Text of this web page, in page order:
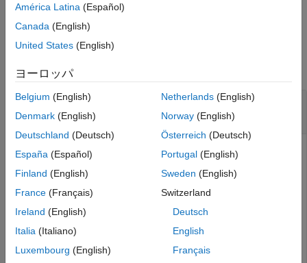
Input Arguments
Version History
See Also
example
Examples
collapse all
Propagation Delay of Microstrip Transmission
Line
Create a microstrip transmission line with a copper trace of
m.Conductor.Name =
;
m.Conductor.Conductivity = 5.8e7;
m.Conductor.Thickness = 0.001;
América Latina (Español)
Canada (English)
United States (English)
ヨーロッパ
Belgium (English)
Denmark (English)
Deutschland (Deutsch)
España (Español)
Finland (English)
France (Français)
Ireland (English)
Italia (Italiano)
Luxembourg (English)
Netherlands(English)
Norway(English)
Österreich (Deutsch)
Portugal(English)
Sweden (English)
Switzerland
Deutsch
English
Français